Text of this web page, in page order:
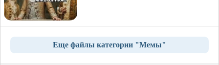
Еще файлы категории "Мемы"